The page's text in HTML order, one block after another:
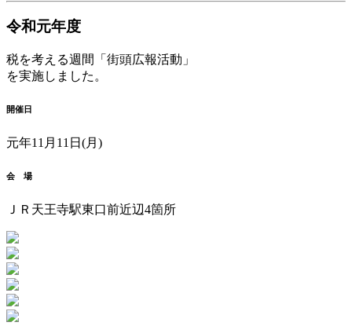
令和元年度
税を考える週間「街頭広報活動」
を実施しました。
開催日
元年11月11日(月)
会 場
ＪＲ天王寺駅東口前近辺4箇所